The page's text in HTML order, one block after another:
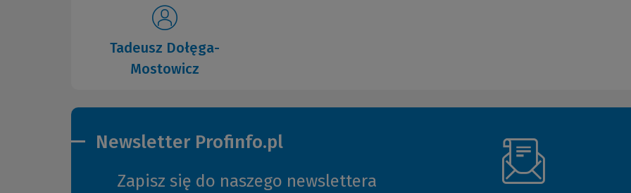
Tadeusz Dołęga-
Mostowicz
Newsletter Profinfo.pl
Zapisz się do naszego newslettera